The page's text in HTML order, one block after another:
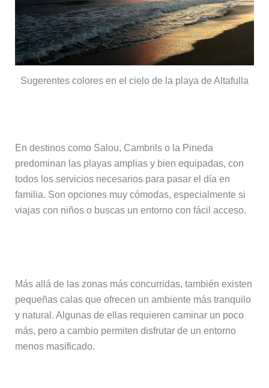
Sugerentes colores en el cielo de la playa de Altafulla
En destinos como Salou, Cambrils o la Pineda
predominan las playas amplias y bien equipadas, con
todos los servicios necesarios para pasar el día en
familia. Son opciones muy cómodas, especialmente si
viajas con niños o buscas un entorno con fácil acceso.
Más allá de las zonas más concurridas, también existen
pequeñas calas que ofrecen un ambiente más tranquilo
y natural. Algunas de ellas requieren caminar un poco
más, pero a cambio permiten disfrutar de un entorno
menos masificado.